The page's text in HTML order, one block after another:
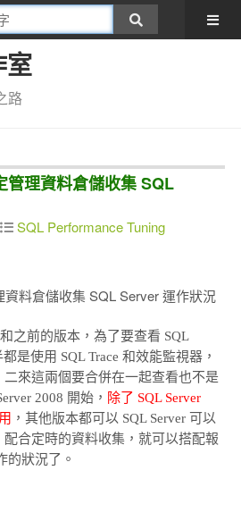
室
路
理資料倉儲收集 SQL
SQL Performance Tuning
料倉儲收集 SQL Server 運作狀況
之前的版本，為了要查看 SQL
是使用 SQL Trace 和效能監視器，
來這兩個要合併在一起查看也不是
2008 開始， 除了 SQL Server
，其他版本都可以 SQL Server 可以
合定時的資料收集，就可以搭配報
的狀況了。